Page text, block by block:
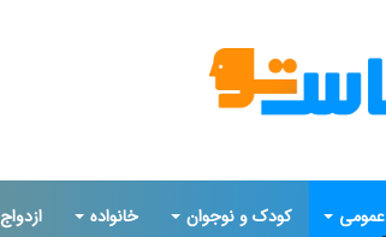
کودک و نوجوان خانواده ازدواج